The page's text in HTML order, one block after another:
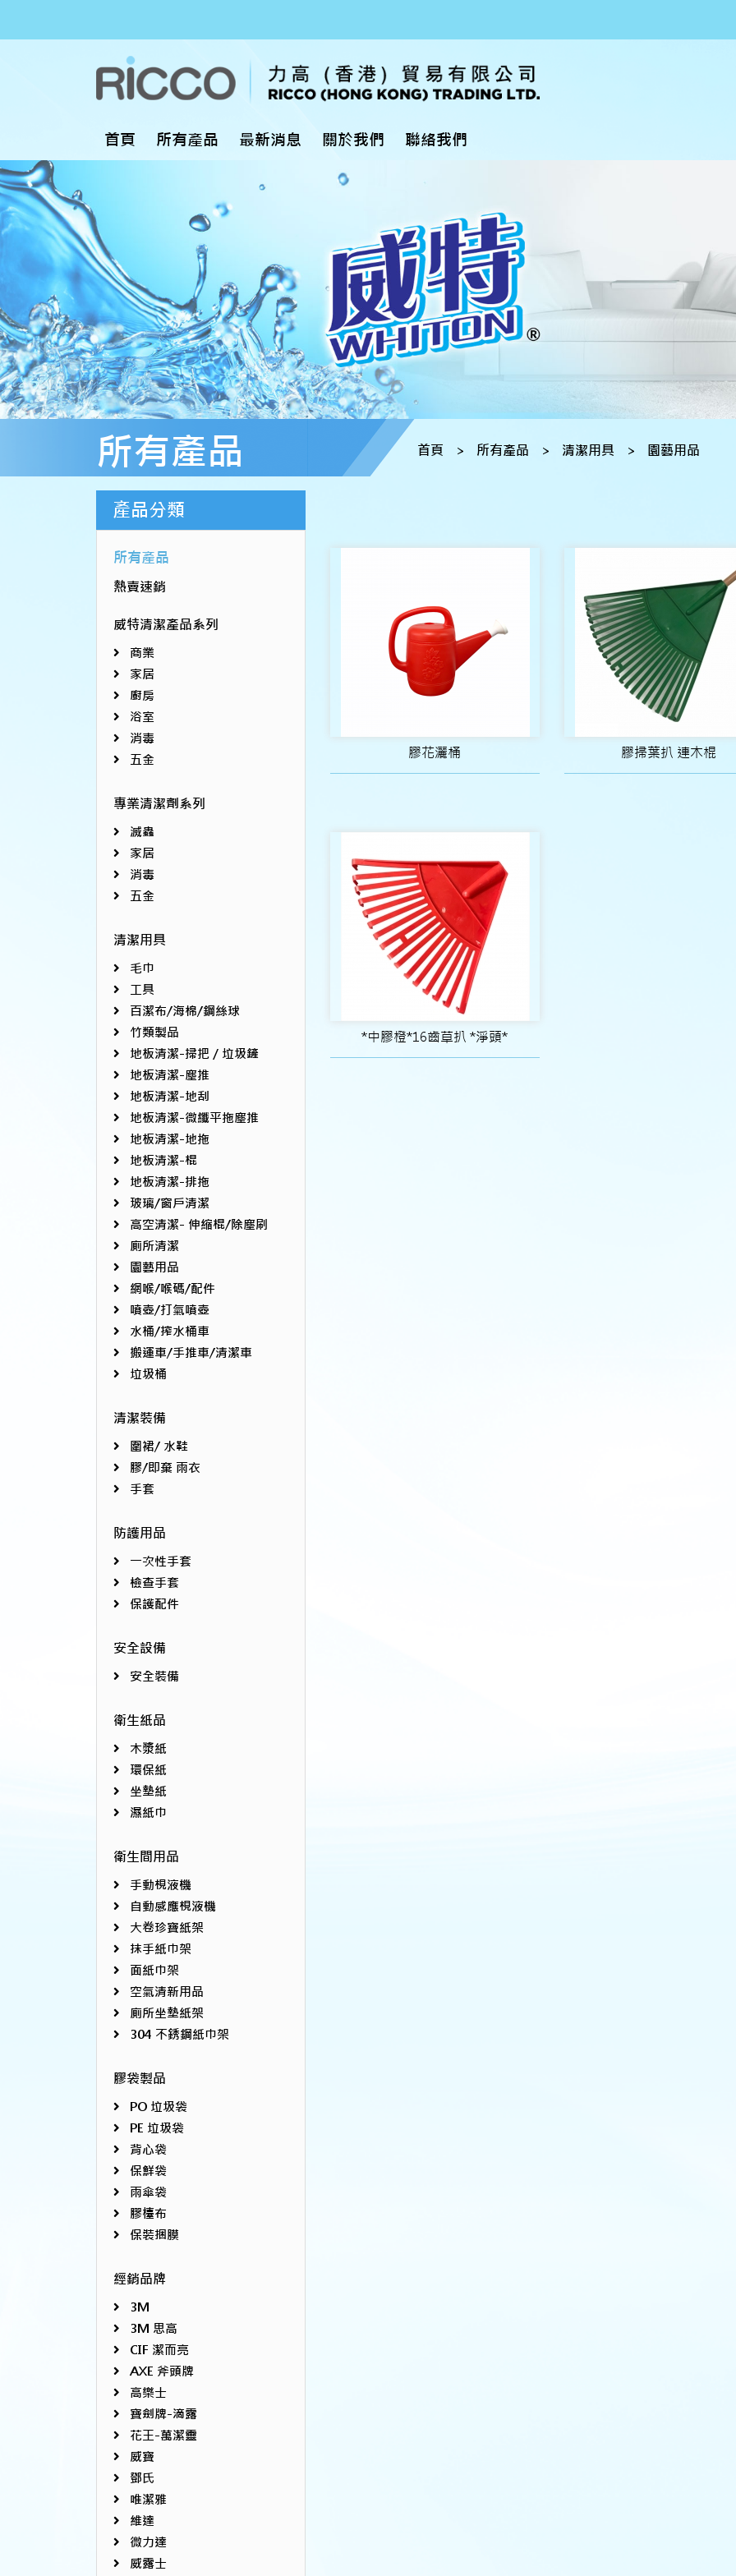
首頁 所有產品 最新消息 關於我們 聯絡我們
所有產品 首頁 > 所有產品 > 清潔用具 > 園藝用品
產品分類
所有產品
熱賣速銷
威特清潔產品系列
商業
家居
廚房
浴室
消毒
五金
專業清潔劑系列
滅蟲
家居
消毒
五金
清潔用具
毛巾
工具
百潔布/海棉/鋼絲球
竹類製品
地板清潔-掃把／垃圾鏟
地板清潔-塵推
地板清潔-地刮
地板清潔-微纖平拖塵推
地板清潔-地拖
地板清潔-棍
地板清潔-排拖
玻璃/窗戶清潔
高空清潔- 伸縮棍/除塵刷
廁所清潔
園藝用品
網喉/喉碼/配件
噴壺/打氣噴壺
水桶/搾水桶車
搬運車/手推車/清潔車
垃圾桶
清潔裝備
圍裙/ 水鞋
膠/即棄 雨衣
手套
防護用品
一次性手套
檢查手套
保護配件
安全設備
安全裝備
衛生紙品
木漿紙
環保紙
坐墊紙
濕紙巾
衛生間用品
手動梘液機
自動感應梘液機
大卷珍寶紙架
抹手紙巾架
面紙巾架
空氣清新用品
廁所坐墊紙架
304 不銹鋼紙巾架
膠袋製品
PO 垃圾袋
PE 垃圾袋
背心袋
保鮮袋
雨傘袋
膠檯布
保裝捆膜
經銷品牌
3M
3M 思高
CIF 潔而亮
AXE 斧頭牌
高樂士
寶劍牌-滴露
花王-萬潔靈
威寶
鄧氏
唯潔雅
維達
微力達
威露士
膠花灑桶 膠掃葉扒 連木棍
*中膠橙*16齒草扒 *淨頭*